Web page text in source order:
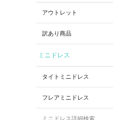
アウトレット
訳あり商品
ミニドレス
タイトミニドレス
フレアミニドレス
ミニドレス詳細検索